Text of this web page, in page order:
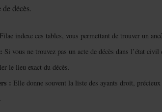
décès.
Filae indexe ces tables, vous permettant de trouver un
Si vous ne trouvez pas un acte de décès dans l’état
le lieu exact du décès.
: Elle donne souvent la liste des ayants droit,